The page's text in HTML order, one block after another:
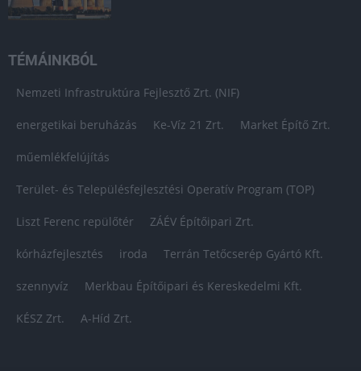
TÉMÁINKBÓL
Nemzeti Infrastruktúra Fejlesztő Zrt. (NIF)
energetikai beruházás Ke-Víz 21 Zrt. Market Építő Zrt.
műemlékfelújítás
Terület- és Településfejlesztési Operatív Program (TOP)
Liszt Ferenc repülőtér ZÁÉV Építőipari Zrt.
kórházfejlesztés iroda Terrán Tetőcserép Gyártó Kft.
szennyvíz Merkbau Építőipari és Kereskedelmi Kft.
KÉSZ Zrt. A-Híd Zrt.